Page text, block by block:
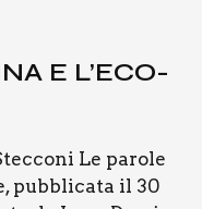
E L’E­CO­
Le paro­le
pub­bli­ca­ta il 30